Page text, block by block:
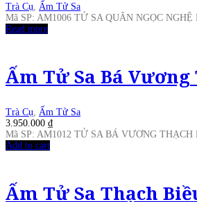
Trà Cụ
Ấm Tử Sa
Mã SP: AM1006 TỬ SA QUÂN NGỌC
Read more
Ấm Tử Sa Bá Vương
Trà Cụ
Ấm Tử Sa
3.950.000 ₫
Mã SP: AM1012 TỬ SA BÁ VƯƠNG
Add to cart
Ấm Tử Sa Thạch